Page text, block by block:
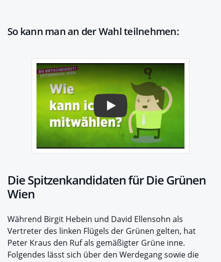
So kann man an der Wahl teilnehmen:
Play
Die Spitzenkandidaten für Die Grünen
Wien
Während Birgit Hebein und David Ellensohn als
Vertreter des linken Flügels der Grünen gelten, hat
Peter Kraus den Ruf als gemäßigter Grüne inne.
Folgendes lässt sich über den Werdegang sowie die